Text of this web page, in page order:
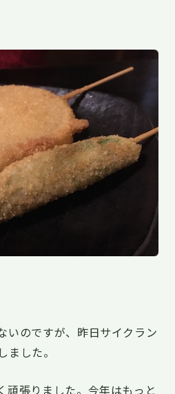
いのですが、昨日サイクラン
ました。
頑張りました。今年はもっと